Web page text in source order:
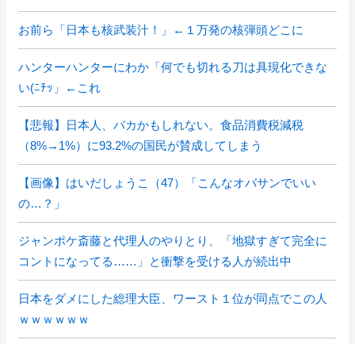
お前ら「日本も核武装汁！」←１万発の核弾頭どこに
ハンターハンターにわか「何でも切れる刀は具現化できな
い(ﾆﾁｯ」←これ
【悲報】日本人、バカかもしれない。食品消費税減税
（8%→1%）に93.2%の国民が賛成してしまう
【画像】はいだしょうこ（47）「こんなオバサンでいい
の…？」
ジャンポケ斎藤と代理人のやりとり、「地獄すぎて完全に
コントになってる……」と衝撃を受ける人が続出中
日本をダメにした総理大臣、ワースト１位が同点でこの人
ｗｗｗｗｗｗ